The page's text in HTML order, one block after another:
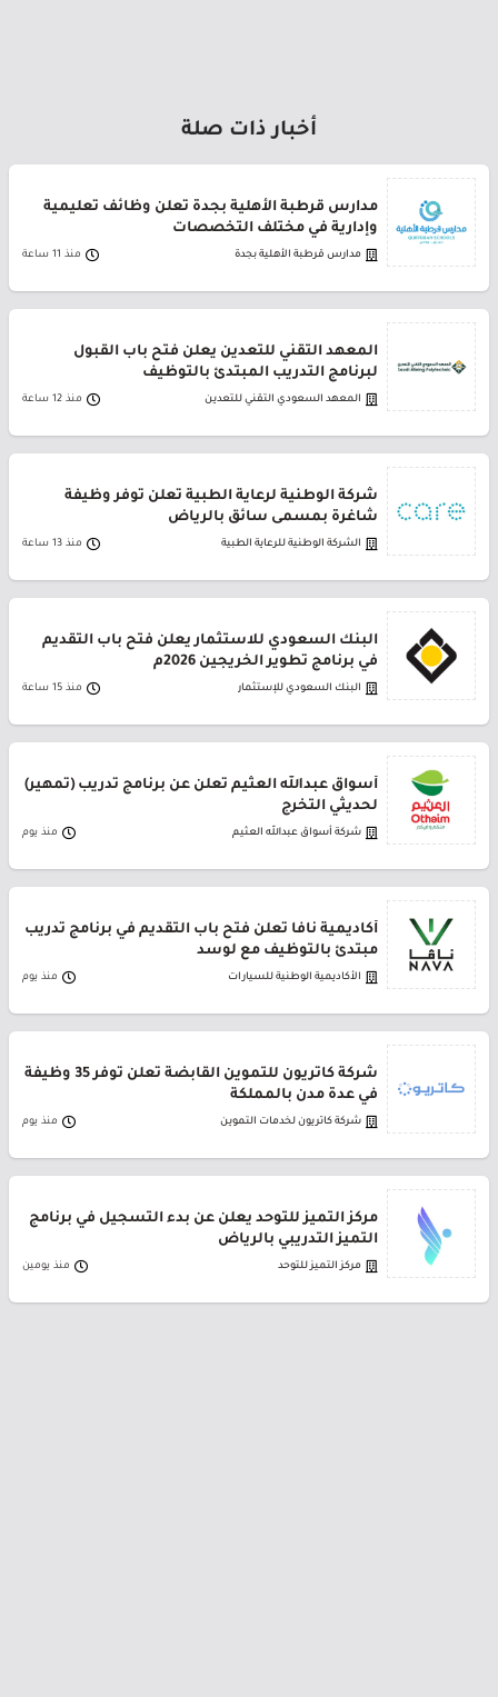
أخبار ذات صلة
مدارس قرطبة الأهلية بجدة تعلن وظائف تعليمية
وإدارية في مختلف التخصصات
مدارس قرطبة الأهلية بجدة منذ 11 ساعة
المعهد التقني للتعدين يعلن فتح باب القبول
لبرنامج التدريب المبتدئ بالتوظيف
المعهد السعودي التقني للتعدين منذ 12 ساعة
شركة الوطنية لرعاية الطبية تعلن توفر وظيفة
شاغرة بمسمى سائق بالرياض
الشركة الوطنية للرعاية الطبية منذ 13 ساعة
البنك السعودي للاستثمار يعلن فتح باب التقديم
في برنامج تطوير الخريجين 2026م
البنك السعودي للإستثمار منذ 15 ساعة
أسواق عبدالله العثيم تعلن عن برنامج تدريب (تمهير)
لحديثي التخرج
شركة أسواق عبدالله العثيم منذ يوم
أكاديمية نافا تعلن فتح باب التقديم في برنامج تدريب
مبتدئ بالتوظيف مع لوسد
الأكاديمية الوطنية للسيارات منذ يوم
شركة كاتريون للتموين القابضة تعلن توفر 35 وظيفة
في عدة مدن بالمملكة
شركة كاتريون لخدمات التموين منذ يوم
مركز التميز للتوحد يعلن عن بدء التسجيل في برنامج
التميز التدريبي بالرياض
مركز التميز للتوحد منذ يومين